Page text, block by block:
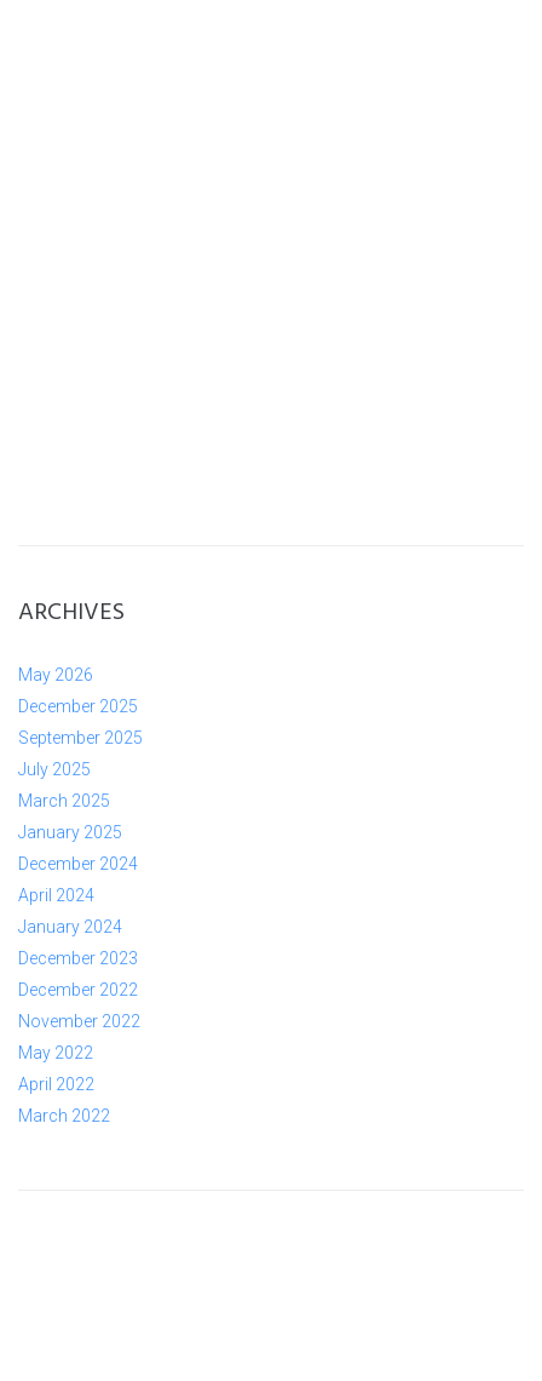
ARCHIVES
May 2026
December 2025
September 2025
July 2025
March 2025
January 2025
December 2024
April 2024
January 2024
December 2023
December 2022
November 2022
May 2022
April 2022
March 2022